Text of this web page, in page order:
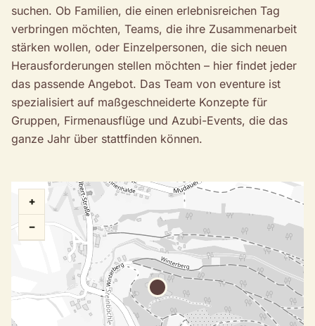
suchen. Ob Familien, die einen erlebnisreichen Tag
verbringen möchten, Teams, die ihre Zusammenarbeit
stärken wollen, oder Einzelpersonen, die sich neuen
Herausforderungen stellen möchten – hier findet jeder
das passende Angebot. Das Team von eventure ist
spezialisiert auf maßgeschneiderte Konzepte für
Gruppen, Firmenausflüge und Azubi-Events, die das
ganze Jahr über stattfinden können.
+
−